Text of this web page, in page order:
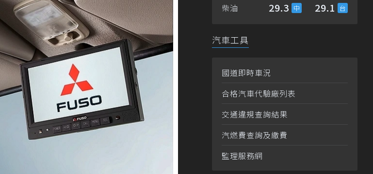
柴油 29.3 29.1
汽車工具
國道即時車況
合格汽車代驗廠列表
交通違規查詢結果
汽燃費查詢及繳費
監理服務網